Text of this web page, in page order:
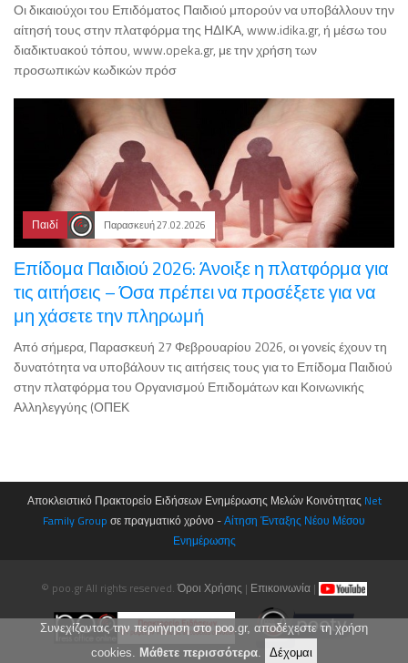
Οι δικαιούχοι του Επιδόματος Παιδιού μπορούν να υποβάλλουν την
αίτησή τους στην πλατφόρμα της ΗΔΙΚΑ, www.idika.gr, ή μέσω του
διαδικτυακού τόπου, www.opeka.gr, με την χρήση των
προσωπικών κωδικών πρόσ
Παιδί Παρασκευή 27.02.2026
Επίδομα Παιδιού 2026: Άνοιξε η πλατφόρμα για
τις αιτήσεις – Όσα πρέπει να προσέξετε για να
μη χάσετε την πληρωμή
Από σήμερα, Παρασκευή 27 Φεβρουαρίου 2026, οι γονείς έχουν τη
δυνατότητα να υποβάλουν τις αιτήσεις τους για το Επίδομα Παιδιού
στην πλατφόρμα του Οργανισμού Επιδομάτων και Κοινωνικής
Αλληλεγγύης (ΟΠΕΚ
Αποκλειστικό Πρακτορείο Ειδήσεων Ενημέρωσης Μελών Κοινότητας Net
Family Group σε πραγματικό χρόνο -Αίτηση Ένταξης Νέου Μέσου
Ενημέρωσης
© poo.gr All rights reserved.Όροι Χρήσης| Επικοινωνία|
Συνεχίζοντας την περιήγηση στο poo.gr, αποδέχεστε τη χρήση
cookies. Μάθετε περισσότερα.